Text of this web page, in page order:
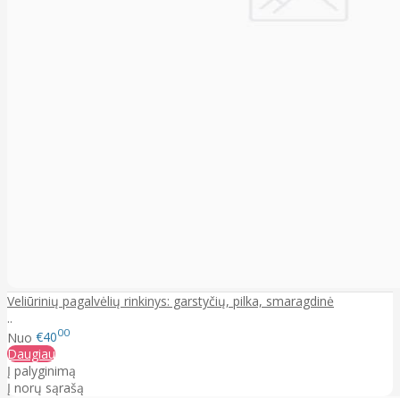
Veliūrinių pagalvėlių rinkinys: garstyčių, pilka, smaragdinė
..
Nuo €4000
Daugiau
Į palyginimą
Į norų sąrašą